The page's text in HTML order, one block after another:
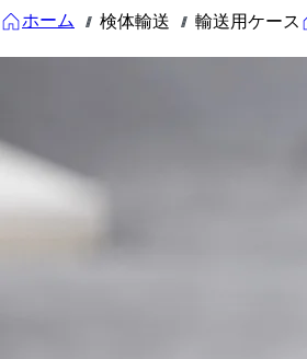
ホーム /// 検体輸送 /// 輸送用ケース